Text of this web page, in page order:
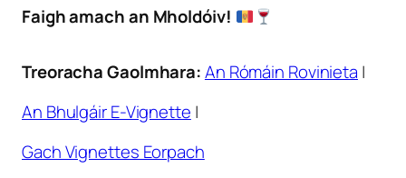
Faigh amach an Mholdóiv!
Treoracha Gaolmhara:An Rómáin Rovinieta |
An Bhulgáir E-Vignette |
Gach Vignettes Eorpach